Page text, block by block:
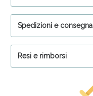
Spedizioni e consegna
Resi e rimborsi